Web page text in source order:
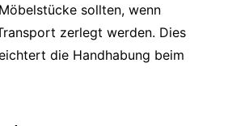
sollten, wenn
zerlegt werden. Dies
die Handhabung beim